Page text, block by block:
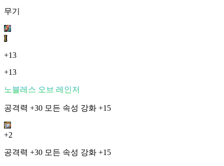
무기
I
+13
+13
노블레스 오브 레인저
공격력 +30 모든 속성 강화 +15
+2
공격력 +30 모든 속성 강화 +15